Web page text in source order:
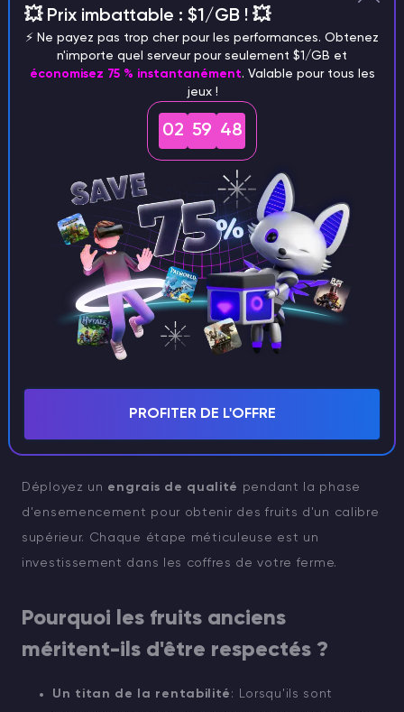
Conditions de plantation optimales
La maturation prolongée des fruits anciens exige de
la prévoyance : ils prospèrent dans des espaces où la
patience s'allie à la permanence. Plantez-les dans la
et à l'étépour les activités de plein air.
Exploiter le Seed Maker
Le grainetier est un outil inestimable dans l'arsenal
d'un cultivateur de fruits anciens. En transformant un
fruit ancien à l'aide de cet appareil, vous pouvez
obtenir de1 à 3 graines anciennes, ce qui vous
artefacts tout en multipliant l'étendue de votre
Déployez un engrais de qualité pendant la phase
d'ensemencement pour obtenir des fruits d'un calibre
supérieur. Chaque étape méticuleuse est un
investissement dans les coffres de votre ferme.
Pourquoi les fruits anciens
méritent-ils d'être respectés ?
Un titan de la rentabilité : Lorsqu'ils sont
💥 Prix imbattable : $1/GB ! 💥
⚡️ Ne payez pas trop cher pour les performances. Obtenez
n'importe quel serveur pour seulement $1/GB et
économisez 75 % instantanément. Valable pour tous les
jeux !
02 59 48
PROFITER DE L'OFFRE